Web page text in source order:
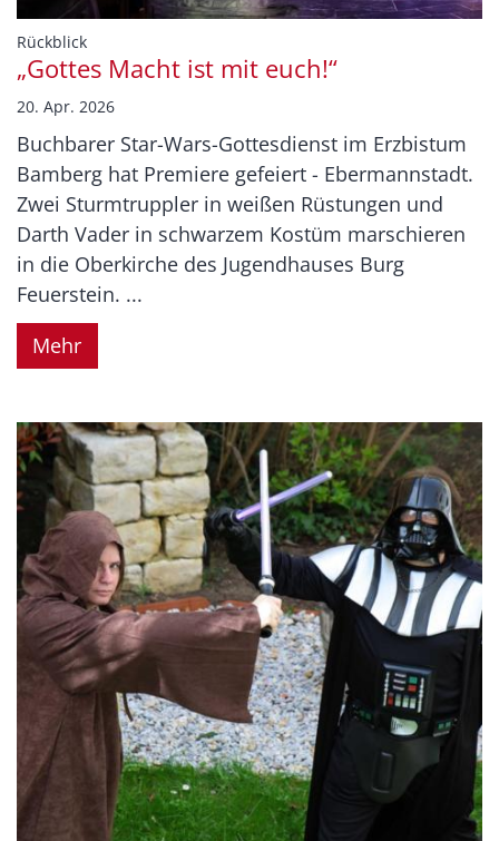
Rückblick:
„Gottes Macht ist mit euch!“
20. Apr. 2026
Buchbarer Star-Wars-Gottesdienst im Erzbistum
Bamberg hat Premiere gefeiert - Ebermannstadt.
Zwei Sturmtruppler in weißen Rüstungen und
Darth Vader in schwarzem Kostüm marschieren
in die Oberkirche des Jugendhauses Burg
Feuerstein. ...
Mehr